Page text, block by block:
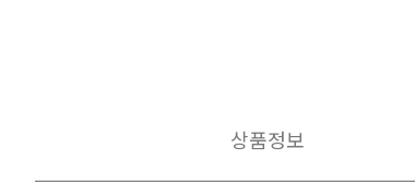
상품정보